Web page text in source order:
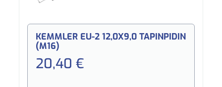
KEMMLER EU-2 12,0X9,0 TAPINPIDIN
(M16)
20,40 €